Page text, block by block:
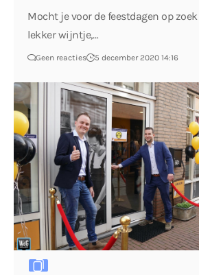
Mocht je voor de feestdagen op
lekker wijntje,…
Geen reacties 5 december 2020 14:16